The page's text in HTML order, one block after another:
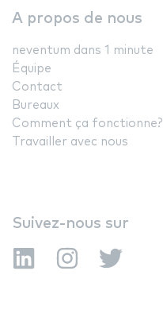
A propos de nous
neventum dans 1 minute
Équipe
Contact
Bureaux
Comment ça fonctionne?
Travailler avec nous
Suivez-nous sur